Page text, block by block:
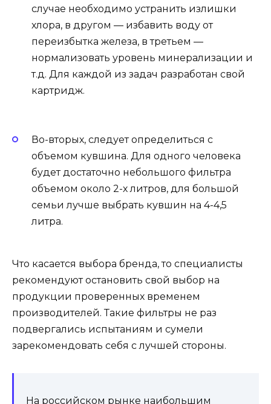
случае необходимо устранить излишки
хлора, в другом — избавить воду от
переизбытка железа, в третьем —
нормализовать уровень минерализации и
т.д. Для каждой из задач разработан свой
картридж.
Во-вторых, следует определиться с
объемом кувшина. Для одного человека
будет достаточно небольшого фильтра
объемом около 2-х литров, для большой
семьи лучше выбрать кувшин на 4-4,5
литра.
Что касается выбора бренда, то специалисты
рекомендуют остановить свой выбор на
продукции проверенных временем
производителей. Такие фильтры не раз
подвергались испытаниям и сумели
зарекомендовать себя с лучшей стороны.
На российском рынке наибольшим